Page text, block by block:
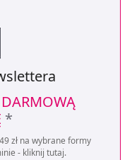
*
zł na wybrane formy
- kliknij tutaj.